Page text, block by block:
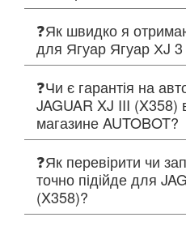
❓Як швидко я
для Ягуар Ягуар ХJ
❓Чи є гарантія на
JAGUAR XJ III (X358)
магазине AUTOBOT?
❓Як перевірити чи
точно підійде для
(X358)?